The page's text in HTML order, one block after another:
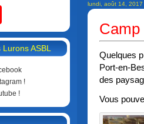
ASBL
!
!
lundi, août 14, 2017
Camp
Quelques
Port-en-
des
Vous